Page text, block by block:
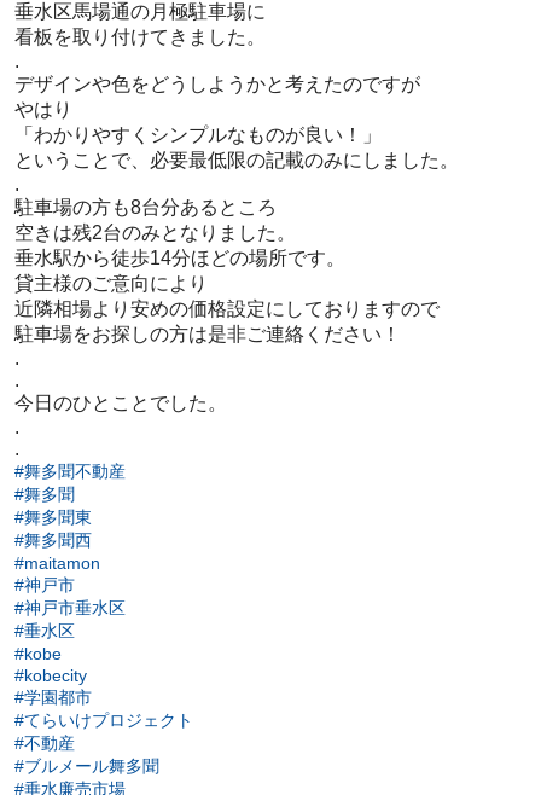
垂水区馬場通の月極駐車場に
看板を取り付けてきました。
.
デザインや色をどうしようかと考えたのですが
やはり
「わかりやすくシンプルなものが良い！」
ということで、必要最低限の記載のみにしました。
.
駐車場の方も8台分あるところ
空きは残2台のみとなりました。
垂水駅から徒歩14分ほどの場所です。
貸主様のご意向により
近隣相場より安めの価格設定にしておりますので
駐車場をお探しの方は是非ご連絡ください！
.
.
今日のひとことでした。
.
.
#舞多聞不動産
#舞多聞
#舞多聞東
#舞多聞西
#maitamon
#神戸市
#神戸市垂水区
#垂水区
#kobe
#kobecity
#学園都市
#てらいけプロジェクト
#不動産
#ブルメール舞多聞
#垂水廉売市場